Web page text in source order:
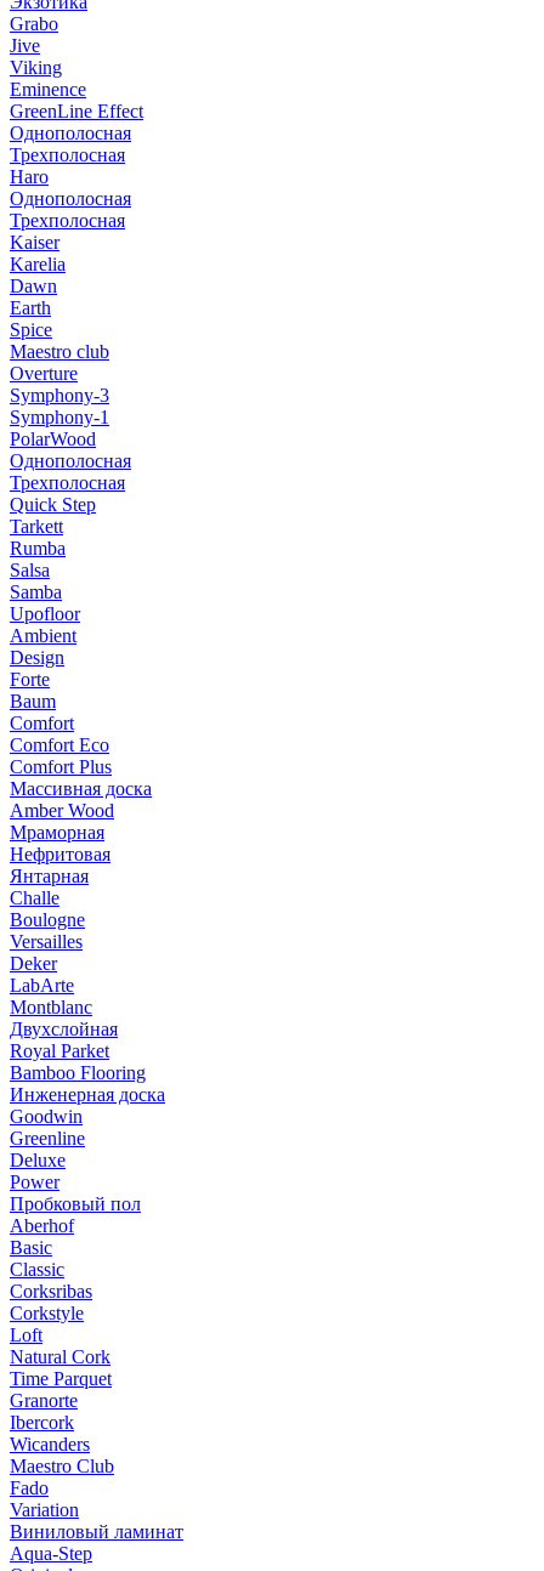
Grabo
Jive
Viking
Eminence
GreenLine Effect
Однополосная
Трехполосная
Haro
Однополосная
Трехполосная
Kaiser
Karelia
Dawn
Earth
Spice
Maestro club
Overture
Symphony-3
Symphony-1
PolarWood
Однополосная
Трехполосная
Quick Step
Tarkett
Rumba
Salsa
Samba
Upofloor
Ambient
Design
Forte
Baum
Comfort
Comfort Eco
Comfort Plus
Массивная доска
Amber Wood
Мраморная
Нефритовая
Янтарная
Challe
Boulogne
Versailles
Deker
LabArte
Montblanc
Двухслойная
Royal Parket
Bamboo Flooring
Инженерная доска
Goodwin
Greenline
Deluxe
Power
Пробковый пол
Aberhof
Basic
Classic
Corksribas
Corkstyle
Loft
Natural Cork
Time Parquet
Granorte
Ibercork
Wicanders
Мaestro Club
Fado
Variation
Виниловый ламинат
Aqua-Step